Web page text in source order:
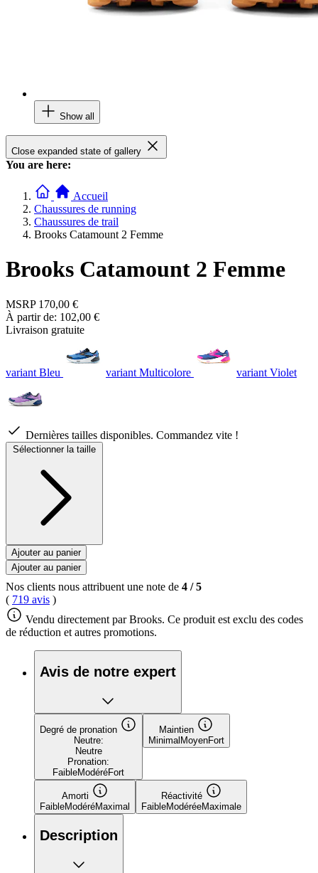
Show all
Close expanded state of gallery
You are here:
Accueil
Chaussures de running
Chaussures de trail
Brooks Catamount 2 Femme
Brooks Catamount 2 Femme
MSRP 170,00 €
À partir de: 102,00 €
Livraison gratuite
variant Bleu variant Multicolore variant Violet
Dernières tailles disponibles. Commandez vite !
Sélectionner la taille
Ajouter au panier
Ajouter au panier
Nos clients nous attribuent une note de 4 /5
( 719 avis )
Vendu directement par Brooks. Ce produit est exclu des codes
de réduction et autres promotions.
Avis de notre expert
Degré de pronation
Neutre:
Neutre
Pronation:
FaibleModéréFort
Maintien
Minimal MoyenFort
Amorti
FaibleModéréMaximal
Réactivité
FaibleModéréeMaximale
Description